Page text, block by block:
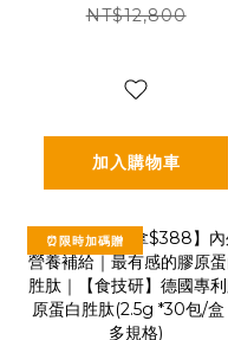
動UP｜嚴選專利成
國專利膠原蛋白胜
入 養顏美容*4+增
強行動力*4
NT$12,800
加入購物車
⏰限時加碼贈